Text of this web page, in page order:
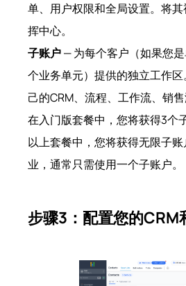
单、用户权限和全局设置。将
挥中心。
子账户— 为每个客户（如果您
个业务单元）提供的独立工作
己的CRM、流程、工作流、销售
在入门版套餐中，您将获得3个
以上套餐中，您将获得无限子
业，通常只需使用一个子账户。
步骤3：配置您的CRM